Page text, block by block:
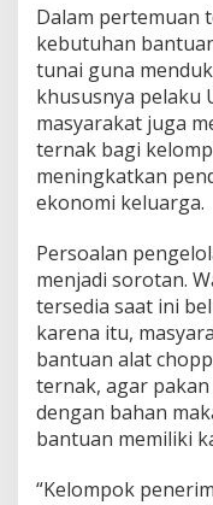
H
a
i
s
A
y
u
a
Dalam pertemuan
kebutuhan
tunai guna
khususnya pelaku
masyarakat juga
ternak bagi
meningkatkan
ekonomi keluarga.
Persoalan
menjadi sorotan.
tersedia saat ini
karena itu,
bantuan alat
ternak, agar
dengan bahan
bantuan memiliki
“Kelompok